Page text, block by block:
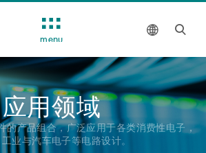
应用领域
的产品组合，广泛应用于各类消费性电子，
业与汽车电子等电路设计。